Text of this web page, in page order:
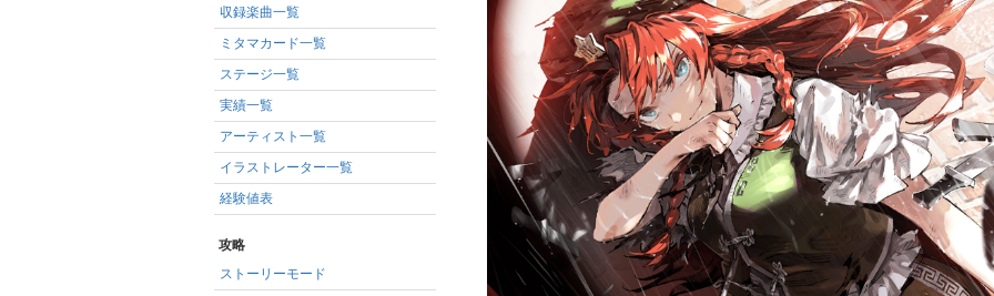
収録楽曲一覧
ミタマカード一覧
ステージ一覧
実績一覧
アーティスト一覧
イラストレーター一覧
経験値表
攻略
ストーリーモード